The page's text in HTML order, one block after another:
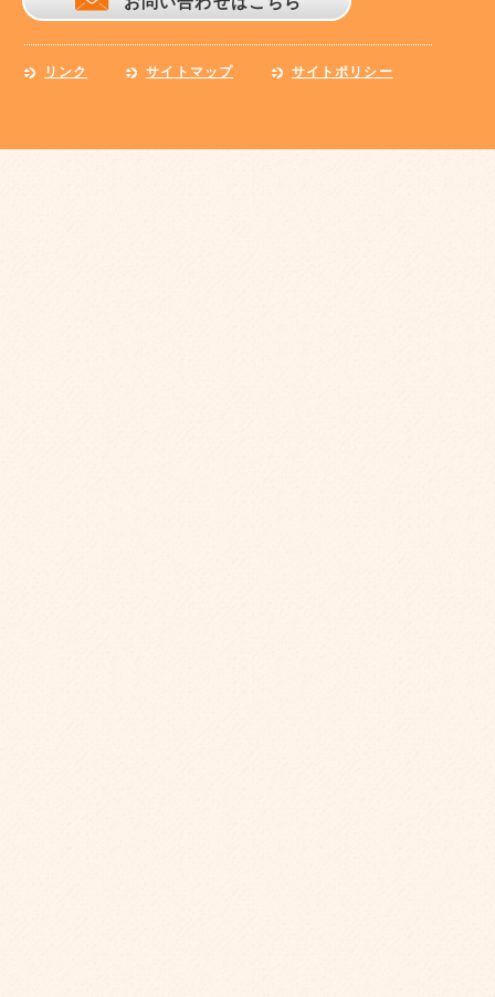
リンク サイトマップ サイトポリシー